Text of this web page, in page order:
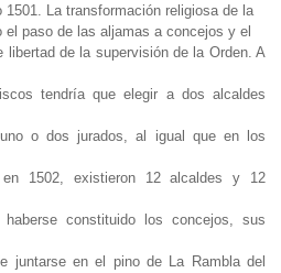
La transformación religiosa de la
paso de las aljamas a concejos y el
libertad de la supervisión de la Orden. A
tendría que elegir a dos alcaldes
o dos jurados, al igual que en los
1502, existieron 12 alcaldes y 12
constituido los concejos, sus
juntarse en el pino de La Rambla del